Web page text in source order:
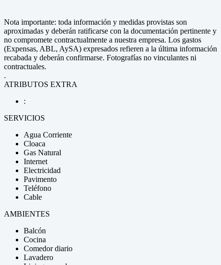
Nota importante: toda información y medidas provistas son
aproximadas y deberán ratificarse con la documentación pertinente y
no compromete contractualmente a nuestra empresa. Los gastos
(Expensas, ABL, AySA) expresados refieren a la última información
recabada y deberán confirmarse. Fotografías no vinculantes ni
contractuales.
.
ATRIBUTOS EXTRA
:
SERVICIOS
Agua Corriente
Cloaca
Gas Natural
Internet
Electricidad
Pavimento
Teléfono
Cable
AMBIENTES
Balcón
Cocina
Comedor diario
Lavadero